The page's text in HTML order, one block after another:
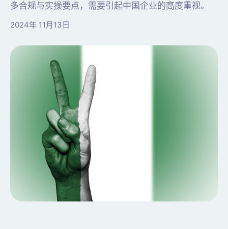
多合规与实操要点，需要引起中国企业的高度重视。
2024年 11月13日